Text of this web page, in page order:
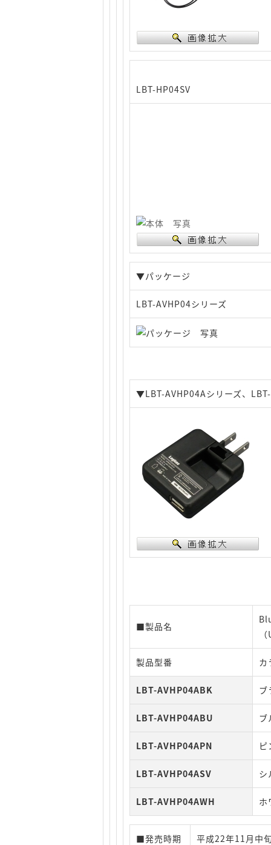
LBT-HP04SV
▼パッケージ
LBT-AVHP04シリーズ
▼LBT-AVHP04Aシリーズ、
■製品名
製品型番 カ
LBT-AVHP04ABK ブ
LBT-AVHP04ABU ブ
LBT-AVHP04APN ピ
LBT-AVHP04ASV シ
LBT-AVHP04AWH ホ
■発売時期 平成22年11月中